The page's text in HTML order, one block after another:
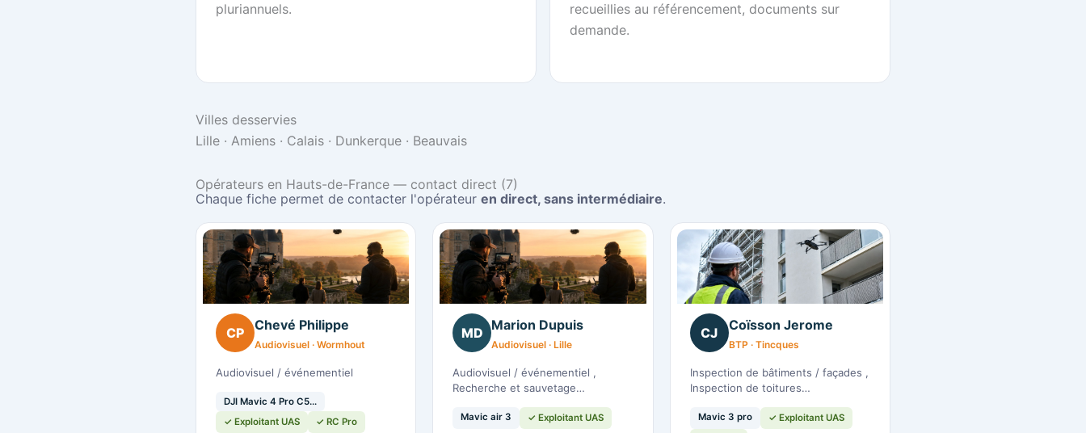
pluriannuels.
recueillies au référencement, documents sur
demande.
Villes desservies
Lille · Amiens · Calais · Dunkerque · Beauvais
Opérateurs en Hauts-de-France — contact direct (7)
Chaque fiche permet de contacter l'opérateur en direct, sans intermédiaire.
CP
Chevé Philippe
Audiovisuel · Wormhout
Audiovisuel / événementiel
DJI Mavic 4 Pro C5…
✓ Exploitant UAS
✓ RC Pro
MD
Marion Dupuis
Audiovisuel · Lille
Audiovisuel / événementiel ,
Recherche et sauvetage…
Mavic air 3 ✓ Exploitant UAS
CJ
Coïsson Jerome
BTP · Tincques
Inspection de bâtiments / façades ,
Inspection de toitures…
Mavic 3 pro
✓ Exploitant UAS